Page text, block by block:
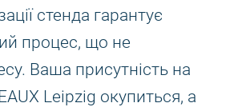
стенда гарантує
процес, що не
Ваша присутність на
Leipzig окупиться, а